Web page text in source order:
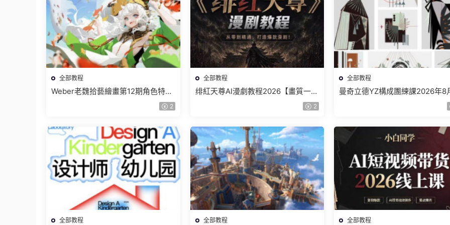
全部教程
Weber老魏拾藝繪畫第12期角色特訓
2
全部教程
绯紅天尊AI漫劇教程2026【畫質一般
2
全部教程
曼奇立德YZ構成團練課2026年8
全部教程 全部教程 全部教程